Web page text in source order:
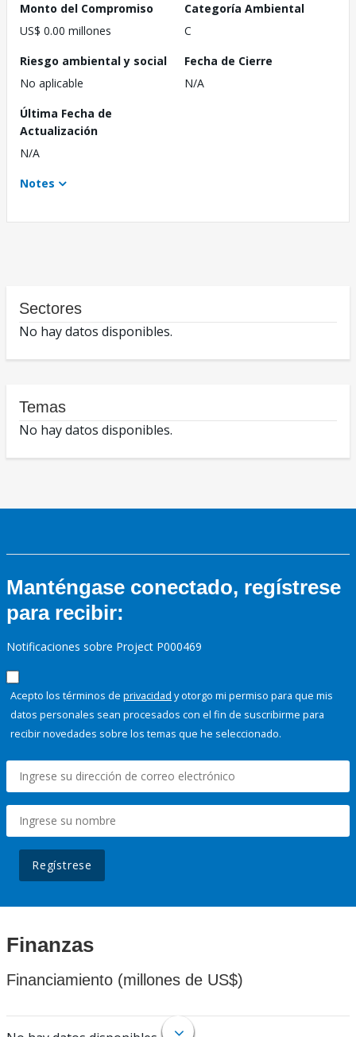
Monto del Compromiso
US$ 0.00 millones
Categoría Ambiental
C
Riesgo ambiental y social
No aplicable
Fecha de Cierre
N/A
Última Fecha de
Actualización
N/A
Notes
Sectores
No hay datos disponibles.
Temas
No hay datos disponibles.
Manténgase conectado, regístrese
para recibir:
Notificaciones sobre Project P000469
Acepto los términos de privacidad y otorgo mi permiso para que mis
datos personales sean procesados con el fin de suscribirme para
recibir novedades sobre los temas que he seleccionado.
Regístrese
Finanzas
Financiamiento (millones de US$)